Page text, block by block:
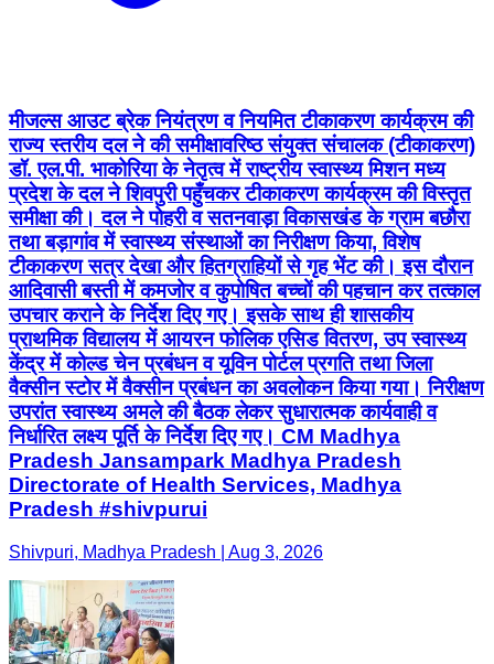
मीजल्स आउट ब्रेक नियंत्रण व नियमित टीकाकरण कार्यक्रम की
राज्य स्तरीय दल ने की समीक्षा ​वरिष्ठ संयुक्त संचालक (टीकाकरण)
डॉ. एल.पी. भाकोरिया के नेतृत्व में राष्ट्रीय स्वास्थ्य मिशन मध्य
प्रदेश के दल ने शिवपुरी पहुँचकर टीकाकरण कार्यक्रम की विस्तृत
समीक्षा की। दल ने पोहरी व सतनवाड़ा विकासखंड के ग्राम बछौरा
तथा बड़ागांव में स्वास्थ्य संस्थाओं का निरीक्षण किया, विशेष
टीकाकरण सत्र देखा और हितग्राहियों से गृह भेंट की। इस दौरान
आदिवासी बस्ती में कमजोर व कुपोषित बच्चों की पहचान कर तत्काल
उपचार कराने के निर्देश दिए गए। इसके साथ ही शासकीय
प्राथमिक विद्यालय में आयरन फोलिक एसिड वितरण, उप स्वास्थ्य
केंद्र में कोल्ड चेन प्रबंधन व यूविन पोर्टल प्रगति तथा जिला
वैक्सीन स्टोर में वैक्सीन प्रबंधन का अवलोकन किया गया। निरीक्षण
उपरांत स्वास्थ्य अमले की बैठक लेकर सुधारात्मक कार्यवाही व
निर्धारित लक्ष्य पूर्ति के निर्देश दिए गए। CM Madhya
Pradesh Jansampark Madhya Pradesh
Directorate of Health Services, Madhya
Pradesh #shivpurui
Shivpuri, Madhya Pradesh | Aug 3, 2026